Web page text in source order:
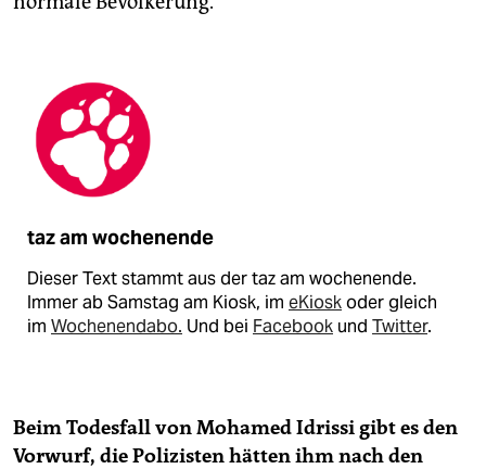
taz am wochenende
Dieser Text stammt aus der taz am wochenende.
Immer ab Samstag am Kiosk, im eKioskoder gleich
im Wochenendabo. Und bei Facebook und Twitter.
Beim Todesfall von Mohamed Idrissi gibt es den
Vorwurf, die Polizisten hätten ihm nach den